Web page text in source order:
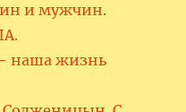
и мужчин.
наша жизнь